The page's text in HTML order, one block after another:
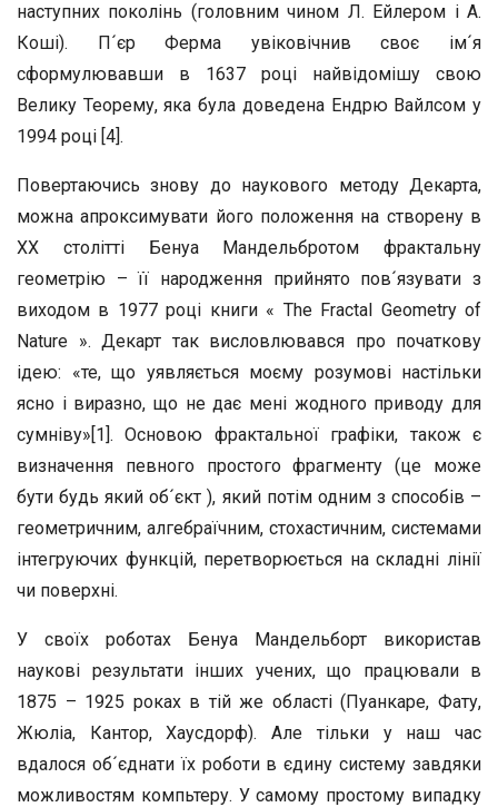
наступних поколінь (головним чином Л. Ейлером і А.
Коші). П´єр Ферма увіковічнив своє ім´я
сформулювавши в 1637 році найвідомішу свою
Велику Теорему, яка була доведена Ендрю Вайлсом у
1994 році [4].
Повертаючись знову до наукового методу Декарта,
можна апроксимувати його положення на створену в
XX столітті Бенуа Мандельбротом фрактальну
геометрію – її народження прийнято пов´язувати з
виходом в 1977 році книги « The Fractal Geometry of
Nature ». Декарт так висловлювався про початкову
ідею: «те, що уявляється моєму розумові настільки
ясно і виразно, що не дає мені жодного приводу для
сумніву»[1]. Основою фрактальної графіки, також є
визначення певного простого фрагменту (це може
бути будь який об´єкт ), який потім одним з способів –
геометричним, алгебраїчним, стохастичним, системами
інтегруючих функцій, перетворюється на складні лінії
чи поверхні.
У своїх роботах Бенуа Мандельборт використав
наукові результати інших учених, що працювали в
1875 – 1925 роках в тій же області (Пуанкаре, Фату,
Жюліа, Кантор, Хаусдорф). Але тільки у наш час
вдалося об´єднати їх роботи в єдину систему завдяки
можливостям компьтеру. У самому простому випадку